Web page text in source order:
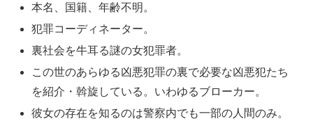
本名、国籍、年齢不明。
犯罪コーディネーター。
裏社会を牛耳る謎の女犯罪者。
この世のあらゆる凶悪犯罪の裏で必要な凶悪犯たち
を紹介・斡旋している。いわゆるブローカー。
彼女の存在を知るのは警察内でも一部の人間のみ。